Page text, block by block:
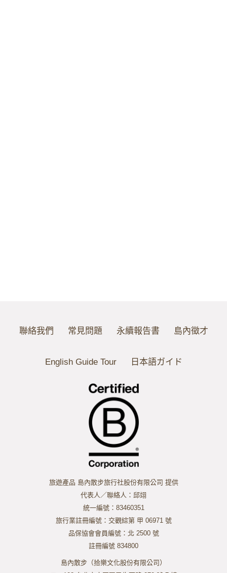
聯絡我們 常見問題 永續報告書 島內徵才
English Guide Tour 日本語ガイド
旅遊產品 島內散步旅行社股份有限公司 提供
代表人／聯絡人：邱翊
統一編號：83460351
旅行業註冊編號：交觀綜第 甲 06971 號
品保協會會員編號：北 2500 號
註冊編號 834800
島內散步（拾樂文化股份有限公司）